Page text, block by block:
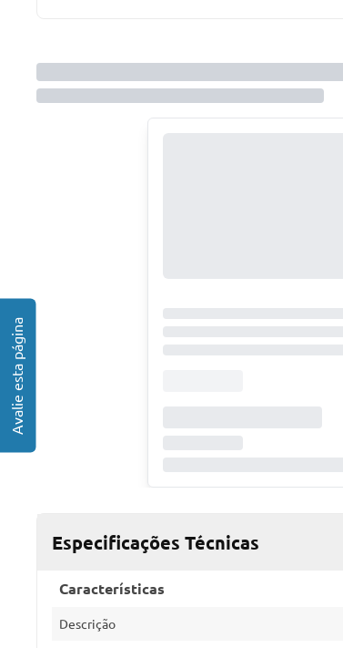
Especificações Técnicas
Características
Descrição